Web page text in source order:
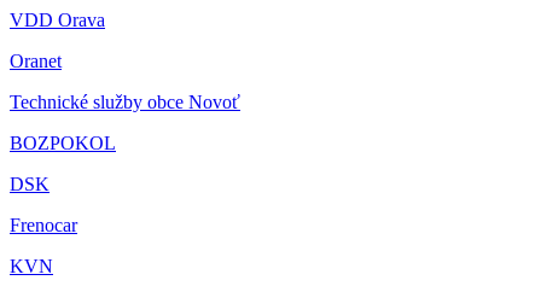
VDD Orava
Oranet
Technické služby obce Novoť
BOZPOKOL
DSK
Frenocar
KVN